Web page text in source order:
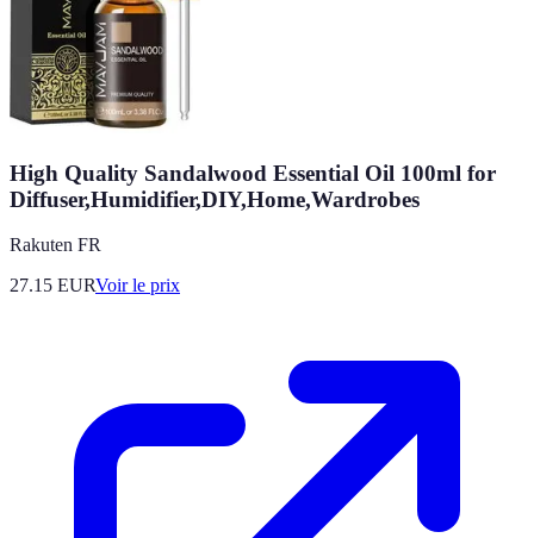
High Quality Sandalwood Essential Oil 100ml for
Diffuser,Humidifier,DIY,Home,Wardrobes
Rakuten FR
27.15 EURVoir le prix